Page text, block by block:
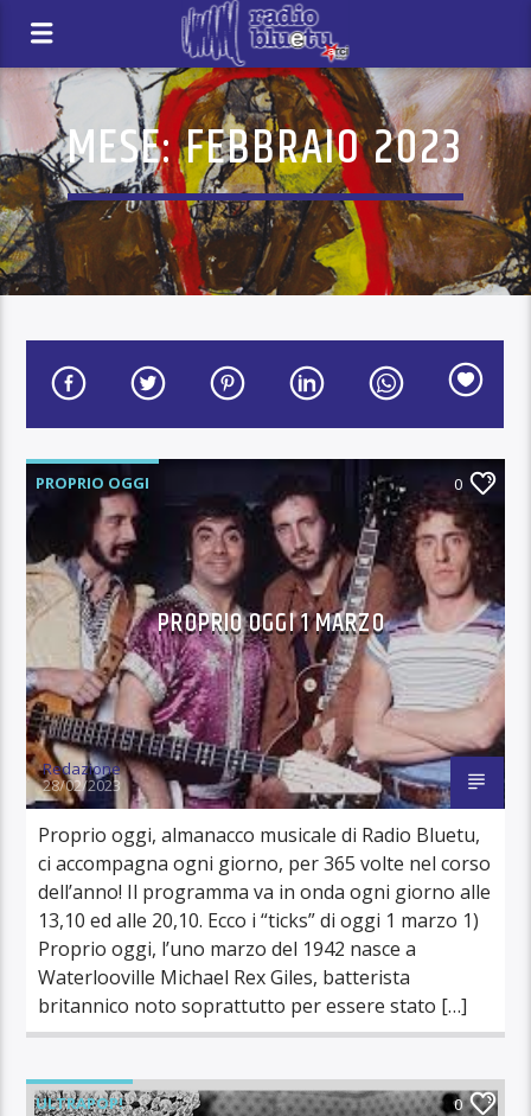
MESE:FEBBRAIO 2023
PROPRIO OGGI 0
PROPRIO OGGI 1 MARZO
Redazione
28/02/2023
Proprio oggi, almanacco musicale di Radio Bluetu,
ci accompagna ogni giorno, per 365 volte nel corso
dell’anno! Il programma va in onda ogni giorno alle
13,10 ed alle 20,10. Ecco i “ticks” di oggi 1 marzo 1)
Proprio oggi, l’uno marzo del 1942 nasce a
Waterlooville Michael Rex Giles, batterista
britannico noto soprattutto per essere stato […]
ULTRAPOP! 0